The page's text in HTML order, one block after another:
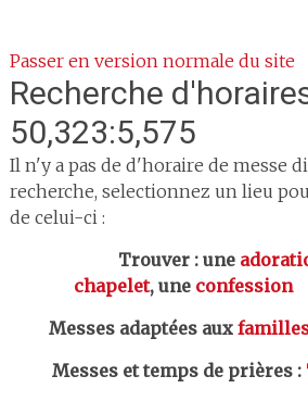
Passer en version normale du site
Recherche
50,323:5,575
Il n'y a pas de d'horaire de messe
recherche, selectionnez un lieu
de celui-ci :
Trouver : une
chapelet, une confession
Messes adaptées aux
Messes et temps de prières: